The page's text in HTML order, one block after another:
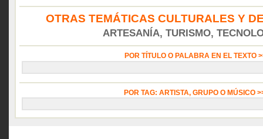
OTRAS TEMÁTICAS CULTURALES Y
ARTESANÍA, TURISMO,
POR TÍTULO O PALABRA EN EL TEXTO
POR TAG: ARTISTA, GRUPO O MÚSICO